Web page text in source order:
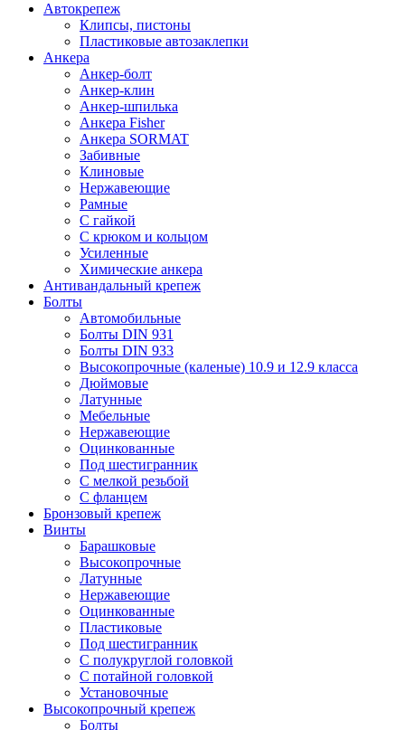
Автокрепеж
Клипсы, пистоны
Пластиковые автозаклепки
Анкера
Анкер-болт
Анкер-клин
Анкер-шпилька
Анкера Fisher
Анкера SORMAT
Забивные
Клиновые
Нержавеющие
Рамные
С гайкой
С крюком и кольцом
Усиленные
Химические анкера
Антивандальный крепеж
Болты
Автомобильные
Болты DIN 931
Болты DIN 933
Высокопрочные (каленые) 10.9 и 12.9 класса
Дюймовые
Латунные
Мебельные
Нержавеющие
Оцинкованные
Под шестигранник
С мелкой резьбой
С фланцем
Бронзовый крепеж
Винты
Барашковые
Высокопрочные
Латунные
Нержавеющие
Оцинкованные
Пластиковые
Под шестигранник
С полукруглой головкой
С потайной головкой
Установочные
Высокопрочный крепеж
Болты